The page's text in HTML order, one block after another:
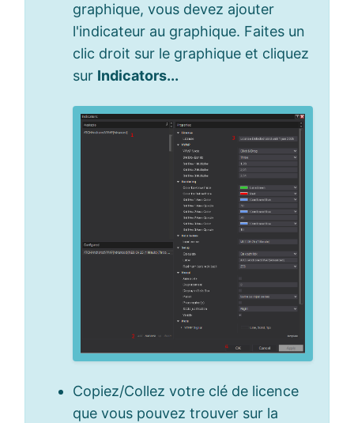
graphique, vous devez ajouter
l'indicateur au graphique. Faites un
clic droit sur le graphique et cliquez
sur Indicators...
Copiez/Collez votre clé de licence
que vous pouvez trouver sur la